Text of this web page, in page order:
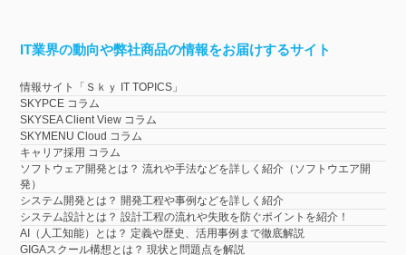
IT業界の動向や弊社商品の情報をお届けするサイト
情報サイト「Ｓｋｙ IT TOPICS」
SKYPCE コラム
SKYSEA Client View コラム
SKYMENU Cloud コラム
キャリア採用 コラム
ソフトウェア開発とは？ 流れや手法などを詳しく紹介（ソフトウエア開
発）
システム開発とは？ 開発工程や事例などを詳しく紹介
システム設計とは？ 設計工程の流れや失敗を防ぐポイントを紹介！
AI（人工知能）とは？ 定義や歴史、活用事例まで徹底解説
GIGAスクール構想とは？ 現状と問題点を解説